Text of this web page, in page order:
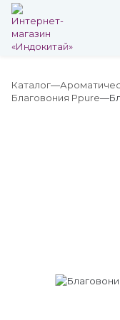
Каталог
Благовония Ppure